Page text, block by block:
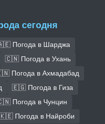
сегодня
Погода в Шарджа
🇨🇳 Погода в Ухань
Погода в Ахмадабад
🇪🇬 Погода в Гиза
Погода в Чунцин
Погода в Найроби